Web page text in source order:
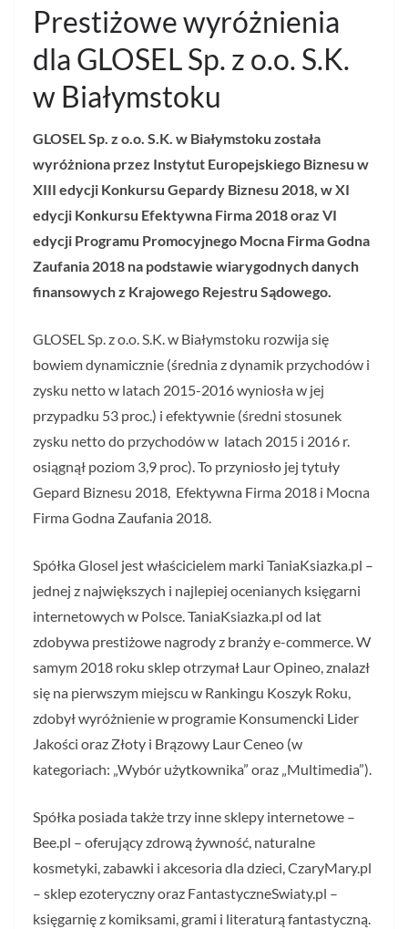
Prestiżowe wyróżnienia
dla GLOSEL Sp. z o.o. S.K.
w Białymstoku
GLOSEL Sp. z o.o. S.K. w Białymstoku została
wyróżniona przez Instytut Europejskiego Biznesu w
XIII edycji Konkursu Gepardy Biznesu 2018, w XI
edycji Konkursu Efektywna Firma 2018 oraz VI
edycji Programu Promocyjnego Mocna Firma Godna
Zaufania 2018 na podstawie wiarygodnych danych
finansowych z Krajowego Rejestru Sądowego.
GLOSEL Sp. z o.o. S.K. w Białymstoku rozwija się
bowiem dynamicznie (średnia z dynamik przychodów i
zysku netto w latach 2015-2016 wyniosła w jej
przypadku 53 proc.) i efektywnie (średni stosunek
zysku netto do przychodów w latach 2015 i 2016 r.
osiągnął poziom 3,9 proc). To przyniosło jej tytuły
Gepard Biznesu 2018, Efektywna Firma 2018 i Mocna
Firma Godna Zaufania 2018.
Spółka Glosel jest właścicielem marki TaniaKsiazka.pl –
jednej z największych i najlepiej ocenianych księgarni
internetowych w Polsce. TaniaKsiazka.pl od lat
zdobywa prestiżowe nagrody z branży e-commerce. W
samym 2018 roku sklep otrzymał Laur Opineo, znalazł
się na pierwszym miejscu w Rankingu Koszyk Roku,
zdobył wyróżnienie w programie Konsumencki Lider
Jakości oraz Złoty i Brązowy Laur Ceneo (w
kategoriach: „Wybór użytkownika” oraz „Multimedia”).
Spółka posiada także trzy inne sklepy internetowe –
Bee.pl – oferujący zdrową żywność, naturalne
kosmetyki, zabawki i akcesoria dla dzieci, CzaryMary.pl
– sklep ezoteryczny oraz FantastyczneSwiaty.pl –
księgarnię z komiksami, grami i literaturą fantastyczną.